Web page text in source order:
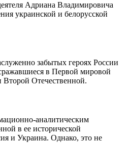
Адриана Владимировича
украинской и белорусской
забытых героях России
в Первой мировой
Отечественной.
аналитическим
в ее исторической
и Украина. Однако, это не